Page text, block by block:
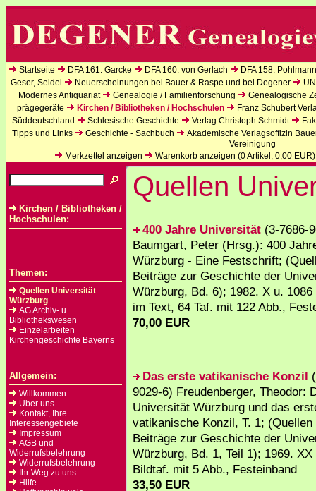
Startseite DFA 161: Garcke DFA 160: von Gerlach
DFA 158:
Geser, Seidel
Neuerscheinungen bei Bauer & Raspe und bei Degener
Modernes Antiquariat
Genealogie / Familienforschung
Genealogische
prägegeräte
Kirchen / Bibliotheken / Hochschulen
Franz Schubert
Süddeutschland
Schlesische Geschichte Verlag Christoph Schmidt
Tipps und Links
Geschichte - Sachbuch
Akademische Verlagsoffizin
Vereinigung
Merkzettel anzeigen
Warenkorb anzeigen (0Artikel, 0,00 EUR)
Kirchen / Bibliotheken /
Hochschulen:
Themen:
Quellen Universität
Würzburg
AG Archiv- u.
Bibliothekswesen
Einzelarbeiten
Kirchengeschichte Bayerns
Allgemein:
Willkommen
Über uns
Kontakt, Ihre
Interessengebiete
Impressum
AGB und
Widerrufsbelehrung
Widerrufsbelehrung
Ihr Weg zu uns
Hilfe
Quellen
400 Jahre Universität (3-7686-
Baumgart, Peter (Hrsg.): 400
Würzburg - Eine Festschrift;
Beiträge zur Geschichte der
Würzburg, Bd. 6); 1982. X u. 1086
im Text, 64 Taf. mit 122 Abb.,
70,00 EUR
Das erste vatikanische Konzil
9029-6) Freudenberger, Theodor:
Universität Würzburg und das
vatikanische Konzil, T. 1; (Quellen
Beiträge zur Geschichte der
Würzburg, Bd. 1, Teil 1); 1969.
Bildtaf. mit 5 Abb., Festeinband
33,50 EUR